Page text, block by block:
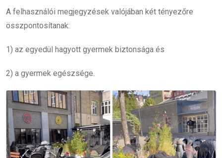
A felhasználói megjegyzések valójában két tényezőre
összpontosítanak:
1) az egyedül hagyott gyermek biztonsága és
2) a gyermek egészsége.